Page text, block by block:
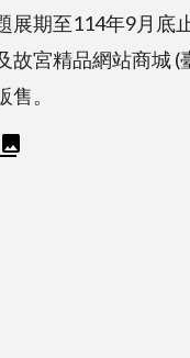
展期至114年9月底
故宮精品網站商城
售。